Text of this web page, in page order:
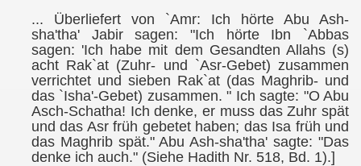
... Überliefert von `Amr: Ich hörte Abu Ash-
sha'tha' Jabir sagen: "Ich hörte Ibn `Abbas
sagen: 'Ich habe mit dem Gesandten Allahs (s)
acht Rak`at (Zuhr- und `Asr-Gebet) zusammen
verrichtet und sieben Rak`at (das Maghrib- und
das `Isha'-Gebet) zusammen." Ich sagte: "O Abu
Asch-Schatha! Ich denke, er muss das Zuhr spät
und das Asr früh gebetet haben; das Isa früh und
das Maghrib spät." Abu Ash-sha'tha' sagte: "Das
denke ich auch." (Siehe Hadith Nr. 518, Bd. 1).]